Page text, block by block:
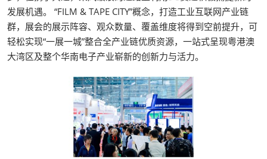
发展机遇。 “FILM & TAPE CITY”概念，打造工业互联网产业链
群，展会的展示阵容、观众数量、覆盖维度将得到空前提升，可
轻松实现“一展一城”整合全产业链优质资源，一站式呈现粤港澳
大湾区及整个华南电子产业崭新的创新力与活力。